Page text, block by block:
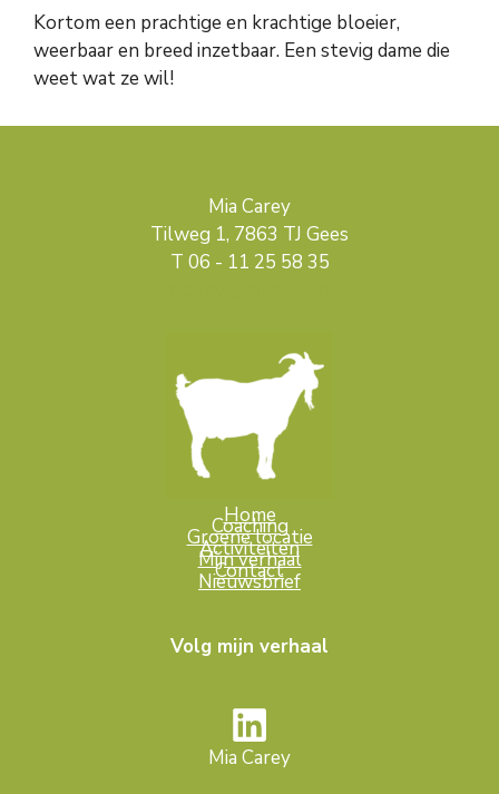
Kortom een prachtige en krachtige bloeier,
weerbaar en breed inzetbaar. Een stevig dame die
weet wat ze wil!
Mia Carey
Tilweg 1, 7863 TJ Gees
T 06 - 11 25 58 35
Home
Coaching
Groene locatie
Activiteiten
Mijn verhaal
Contact
Nieuwsbrief
Volg mijn verhaal
Mia Carey